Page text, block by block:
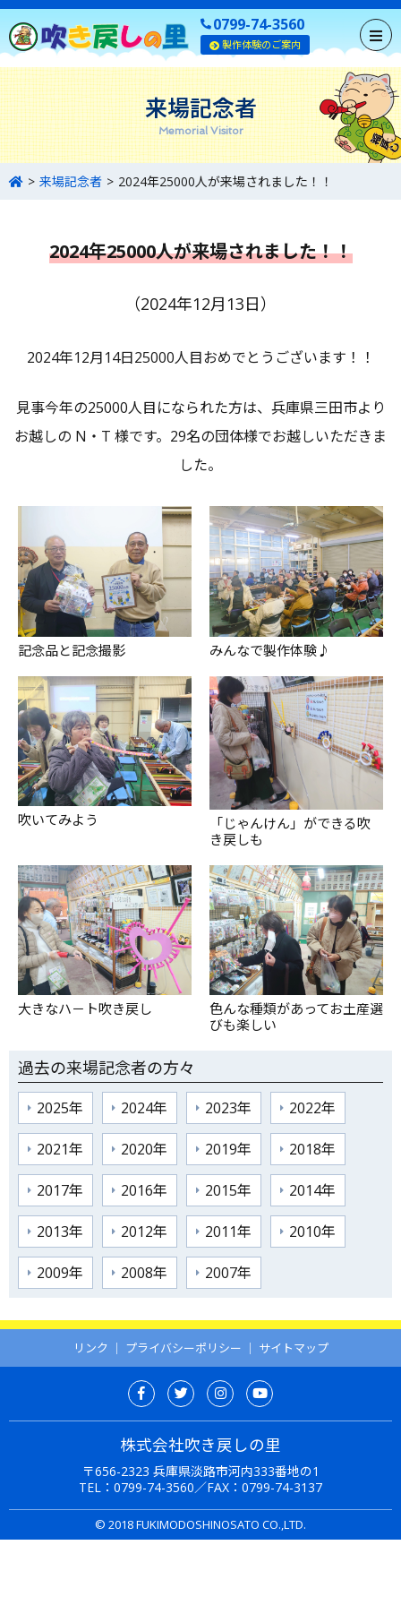
0799-74-3560
製作体験のご案内
来場記念者
Memorial Visitor
来場記念者 2024年25000人が来場されました！！
2024年25000人が来場されました！！
（2024年12月13日）
2024年12月14日25000人目おめでとうございます！！
見事今年の25000人目になられた方は、兵庫県三田市より
お越しの N・T 様です。29名の団体様でお越しいただきま
した。
記念品と記念撮影 みんなで製作体験♪
吹いてみよう
「じゃんけん」ができる吹
き戻しも
大きなハ－ト吹き戻し
色んな種類があってお土産選
びも楽しい
過去の来場記念者の方々
2025年 2024年 2023年 2022年
2021年 2020年 2019年 2018年
2017年 2016年 2015年 2014年
2013年 2012年 2011年 2010年
2009年 2008年 2007年
リンク プライバシーポリシー サイトマップ
株式会社吹き戻しの里
〒656-2323 兵庫県淡路市河内333番地の1
TEL： 0799-74-3560／FAX：0799-74-3137
© 2018 FUKIMODOSHINOSATO CO.,LTD.